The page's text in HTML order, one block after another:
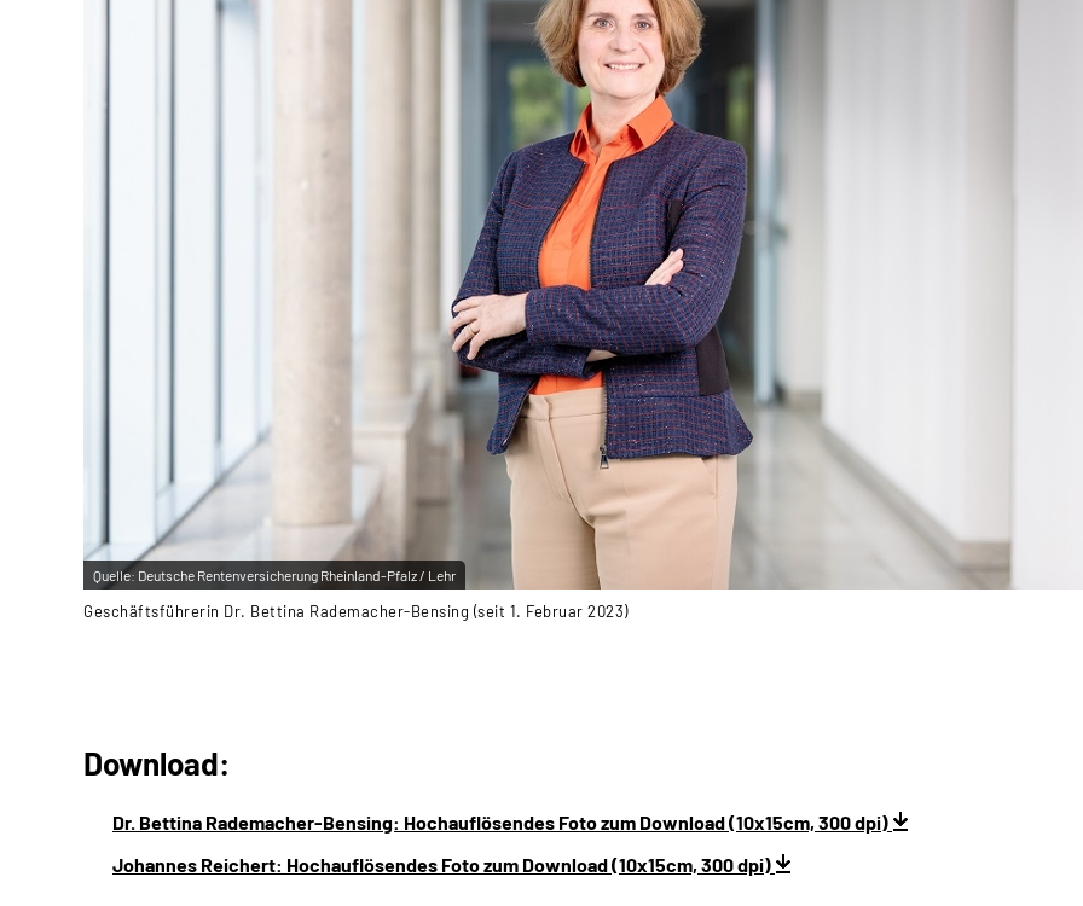
Quelle: Deutsche Rentenversicherung Rheinland-Pfalz / Lehr
Geschäftsführerin Dr. Bettina Rademacher-Bensing (seit 1. Februar 2023)
Download:
Dr. Bettina Rademacher-Bensing: Hochauflösendes Foto zum Download (10x15cm, 300 dpi)
Johannes Reichert: Hochauflösendes Foto zum Download (10x15cm, 300 dpi)